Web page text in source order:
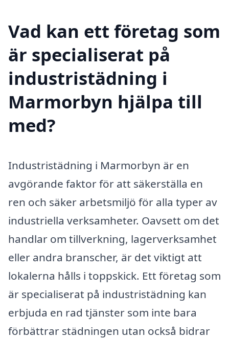
Vad kan ett företag som
är specialiserat på
industristädning i
Marmorbyn hjälpa till
med?
Industristädning i Marmorbyn är en
avgörande faktor för att säkerställa en
ren och säker arbetsmiljö för alla typer av
industriella verksamheter. Oavsett om det
handlar om tillverkning, lagerverksamhet
eller andra branscher, är det viktigt att
lokalerna hålls i toppskick. Ett företag som
är specialiserat på industristädning kan
erbjuda en rad tjänster som inte bara
förbättrar städningen utan också bidrar